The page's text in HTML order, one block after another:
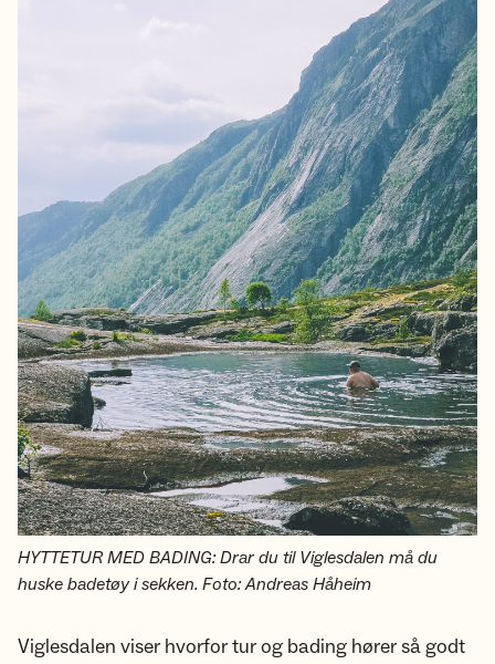
HYTTETUR MED BADING: Drar du til Viglesdalen må du
huske badetøy i sekken. Foto: Andreas Håheim
Viglesdalen viser hvorfor tur og bading hører så godt